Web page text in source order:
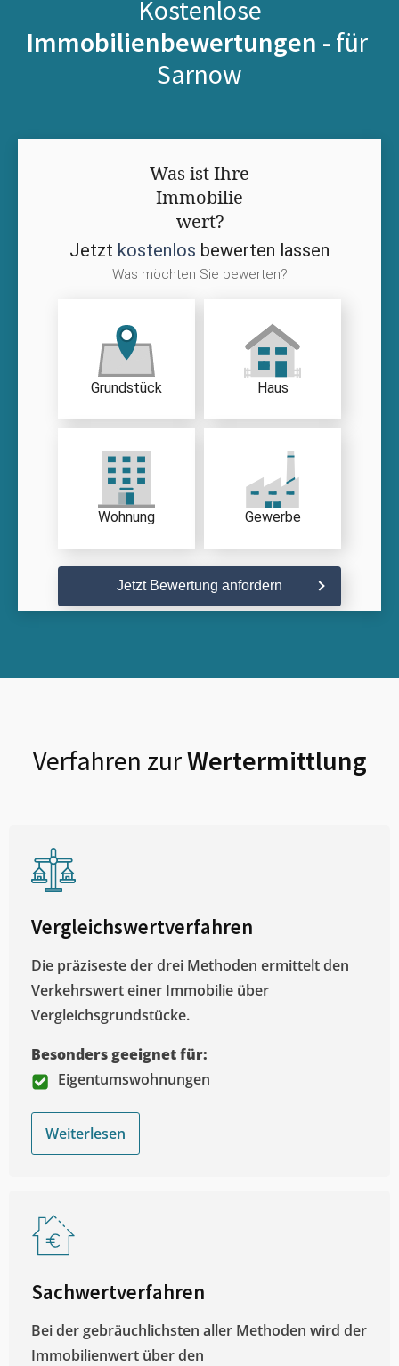
Kostenlose
Immobilienbewertungen - für
Sarnow
Was ist Ihre
Immobilie
wert?
Jetzt kostenlos bewerten lassen
Was möchten Sie bewerten?
Grundstück Haus
Wohnung Gewerbe
Jetzt Bewertung anfordern
Verfahren zurWertermittlung
Vergleichswertverfahren
Die präziseste der drei Methoden ermittelt den
Verkehrswert einer Immobilie über
Vergleichsgrundstücke.
Besonders geeignet für:
Eigentumswohnungen
Weiterlesen
Sachwertverfahren
Bei der gebräuchlichsten aller Methoden wird der
Immobilienwert über den